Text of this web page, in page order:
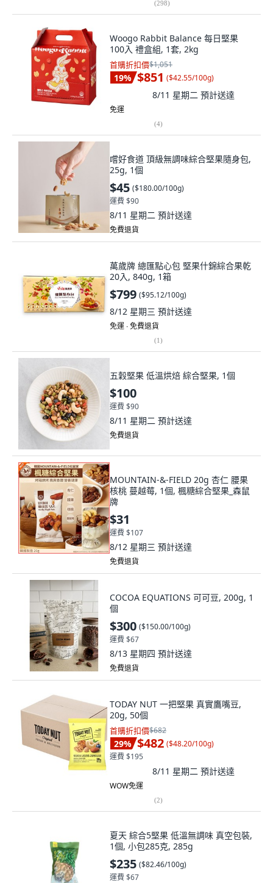
(298)
Woogo Rabbit Balance 每日堅果
100入 禮盒組, 1套, 2kg
首購折扣價$1,051
19% $851 ($42.55/100g)
8/11 星期二 預計送達
免運
(4)
嚐好食道 頂級無調味綜合堅果隨身包,
25g, 1個
$45 ($180.00/100g)
運費 $90
8/11 星期二 預計送達
免費退貨
萬歲牌 總匯點心包 堅果什錦綜合果乾
20入, 840g, 1箱
$799 ($95.12/100g)
8/12 星期三 預計送達
免運 ∙ 免費退貨
(1)
五穀堅果 低溫烘焙 綜合堅果, 1個
$100
運費 $90
8/11 星期二 預計送達
免費退貨
MOUNTAIN-&-FIELD 20g 杏仁 腰果
核桃 蔓越莓, 1個, 楓糖綜合堅果_森鼠
牌
$31
運費 $107
8/12 星期三 預計送達
免費退貨
COCOA EQUATIONS 可可豆, 200g, 1
個
$300 ($150.00/100g)
運費 $67
8/13 星期四 預計送達
免費退貨
TODAY NUT 一把堅果 真實鷹嘴豆,
20g, 50個
首購折扣價$682
29% $482 ($48.20/100g)
運費 $195
8/11 星期二 預計送達
WOW免運
(2)
夏天 綜合5堅果 低溫無調味 真空包裝,
1個, 小包285克, 285g
$235 ($82.46/100g)
運費 $67